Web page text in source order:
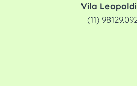
Vila
(11)